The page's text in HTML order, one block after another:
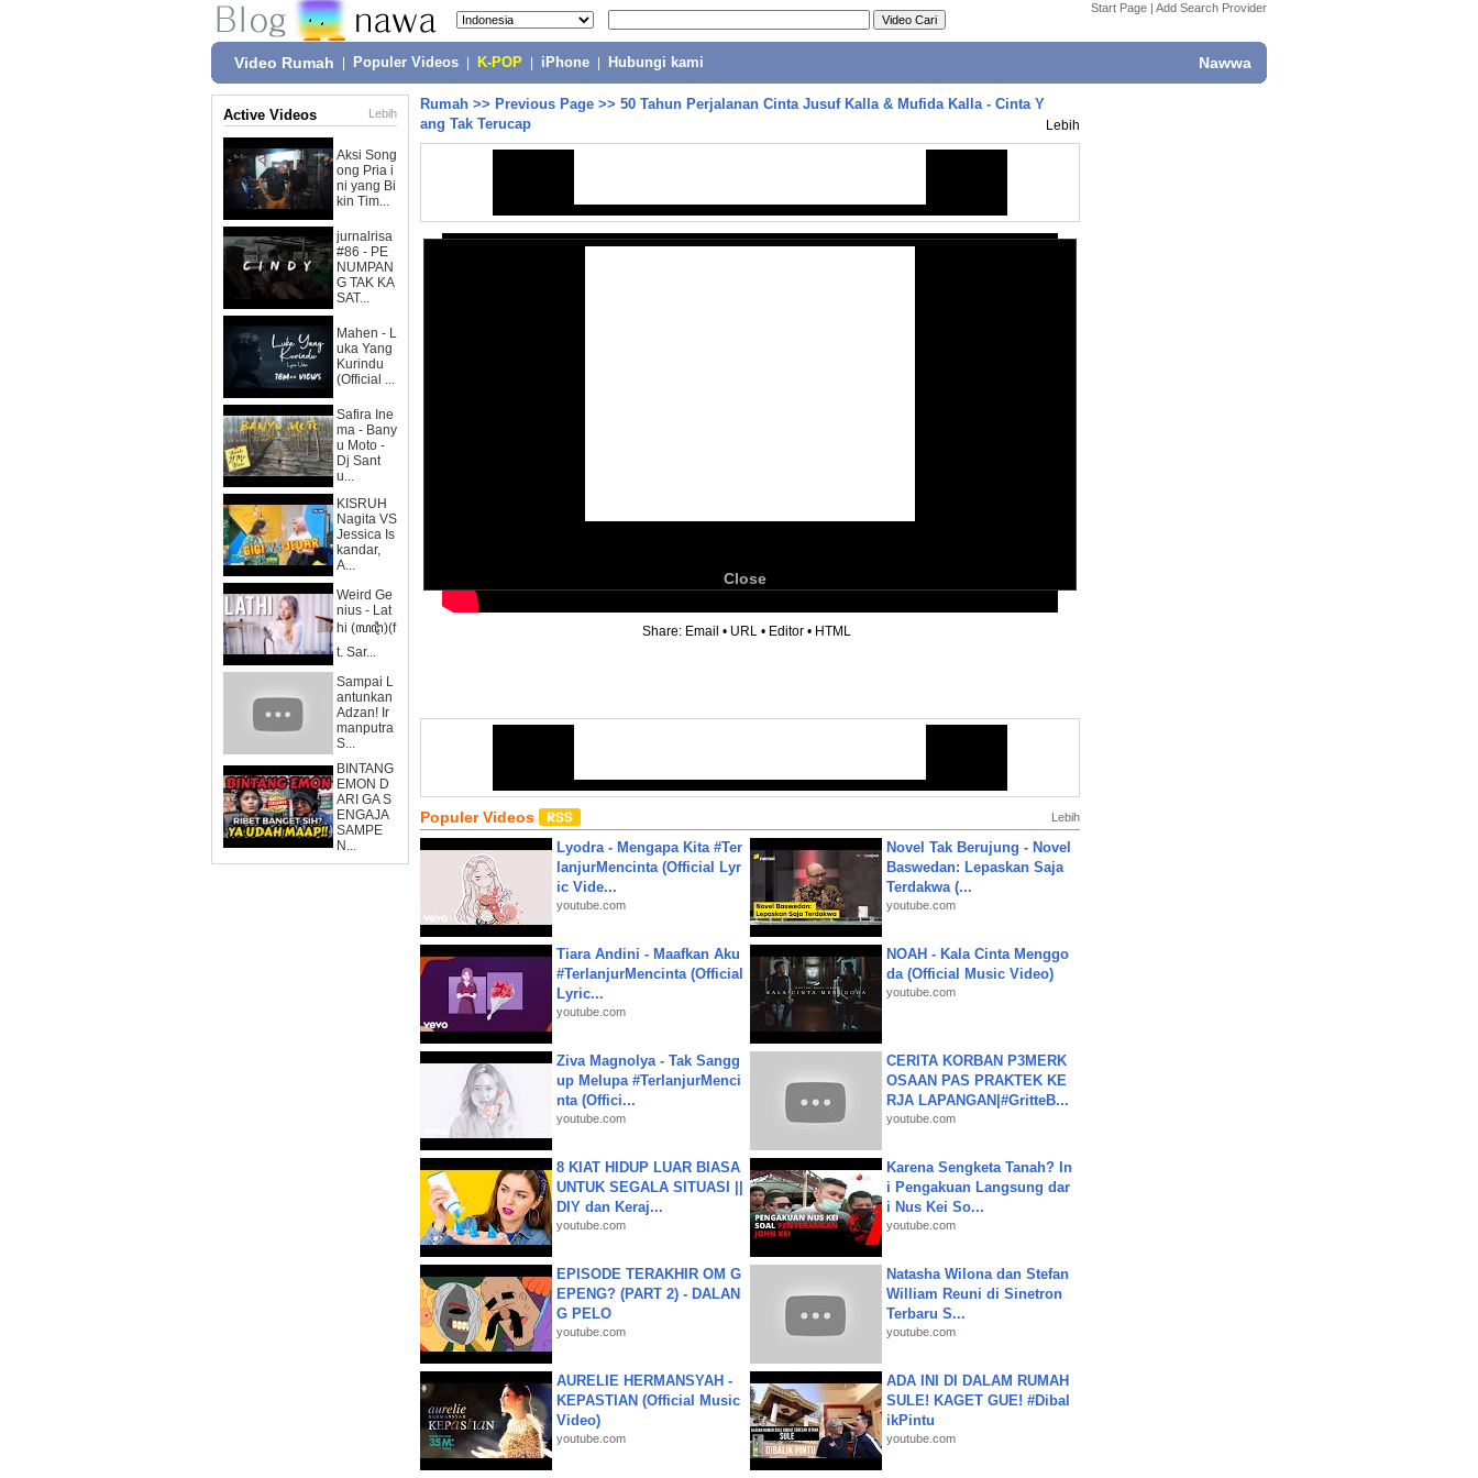
Start Page | Add Search Provider
Video Rumah Populer Videos K-POP iPhone Hubungi kami Nawwa
Active Videos Lebih
Aksi Song
ong Pria i
ni yang Bi
kin Tim...
jurnalrisa
#86 - PE
NUMPAN
G TAK KA
SAT...
Mahen - L
uka Yang
Kurindu
(Official ...
Safira Ine
ma - Bany
u Moto -
Dj Sant
u...
KISRUH
Nagita VS
Jessica Is
kandar,
A...
Weird Ge
nius - Lat
hi (ꦭꦛꦶ)(f
t. Sar...
Sampai L
antunkan
Adzan! Ir
manputra
S...
BINTANG
EMON D
ARI GA S
ENGAJA
SAMPE
N...
Rumah >> Previous Page >> 50 Tahun Perjalanan Cinta Jusuf Kalla & Mufida Kalla - Cinta Y
ang Tak Terucap
Lebih
Close
Share: Email • URL • Editor • HTML
Populer Videos Lebih
Lyodra - Mengapa Kita #Ter
lanjurMencinta (Official Lyr
ic Vide...
youtube.com
Novel Tak Berujung - Novel
Baswedan: Lepaskan Saja
Terdakwa (...
youtube.com
Tiara Andini - Maafkan Aku
#TerlanjurMencinta (Official
Lyric...
youtube.com
NOAH - Kala Cinta Menggo
da (Official Music Video)
youtube.com
Ziva Magnolya - Tak Sangg
up Melupa #TerlanjurMenci
nta (Offici...
youtube.com
CERITA KORBAN P3MERK
OSAAN PAS PRAKTEK KE
RJA LAPANGAN|#GritteB...
youtube.com
8 KIAT HIDUP LUAR BIASA
UNTUK SEGALA SITUASI ||
DIY dan Keraj...
youtube.com
Karena Sengketa Tanah? In
i Pengakuan Langsung dar
i Nus Kei So...
youtube.com
EPISODE TERAKHIR OM G
EPENG? (PART 2) - DALAN
G PELO
youtube.com
Natasha Wilona dan Stefan
William Reuni di Sinetron
Terbaru S...
youtube.com
AURELIE HERMANSYAH -
KEPASTIAN (Official Music
Video)
youtube.com
ADA INI DI DALAM RUMAH
SULE! KAGET GUE! #Dibal
ikPintu
youtube.com